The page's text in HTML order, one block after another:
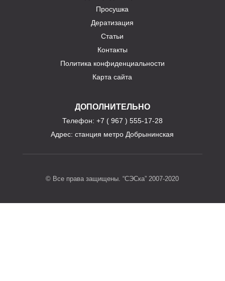
Просушка
Дератизация
Статьи
Контакты
Политика конфиденциальности
Карта сайта
ДОПОЛНИТЕЛЬНО
Телефон: +7 ( 967 ) 555-17-28
Адрес:станция метро Добрынинская
© Все права защищены. “СЭСка” 2007-2020